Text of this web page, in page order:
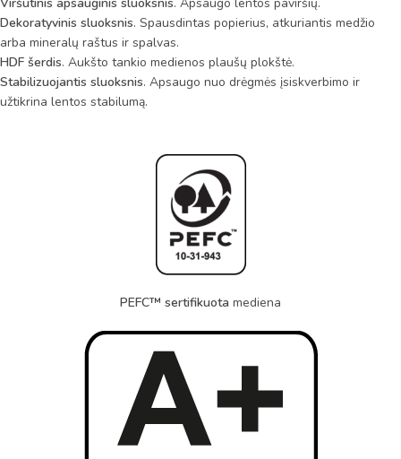
Dekoratyvinis sluoksnis. Spausdintas popierius, atkuriantis medžio
arba mineralų raštus ir spalvas.
HDF šerdis. Aukšto tankio medienos plaušų plokštė.
Stabilizuojantis sluoksnis. Apsaugo nuo drėgmės įsiskverbimo ir
užtikrina lentos stabilumą.
PEFC™ sertifikuota mediena